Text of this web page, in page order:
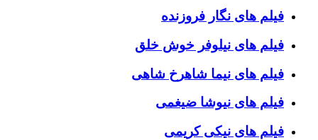
فیلم های نگار فروزنده
فیلم های نیلوفر خوش خلق
فیلم های نیما شاهرخ شاهی
فیلم های نیوشا ضیغمی
فیلم های نیکی کریمی